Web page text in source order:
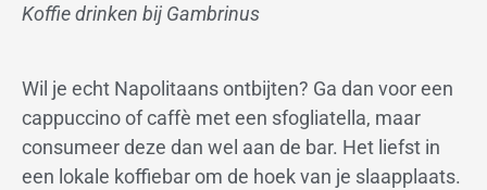
Koffie drinken bij Gambrinus
Wil je echt Napolitaans ontbijten? Ga dan voor een
cappuccino of caffè met een sfogliatella, maar
consumeer deze dan wel aan de bar. Het liefst in
een lokale koffiebar om de hoek van je slaapplaats.